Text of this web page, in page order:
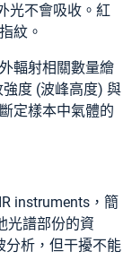
光不會吸收。紅
紋。
輻射相關數量繪
強度 (波峰高度) 與
定樣本中氣體的
instruments，簡
光譜部份的資
分析，但干擾不能